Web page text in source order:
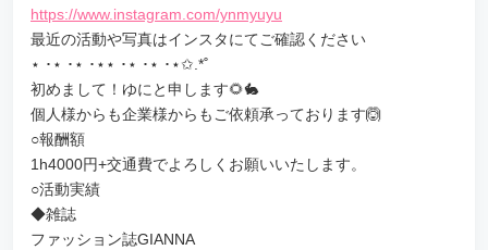
https://www.instagram.com/ynmyuyu
最近の活動や写真はインスタにてご確認ください
⋆ ･‎⋆ ･‎⋆ ･‎⋆‎⋆ ･‎⋆ ･‎⋆ ･‎⋆✩.*˚
初めまして！ゆにと申します🌻🐇
個人様からも企業様からもご依頼承っております🙆
○報酬額
1h4000円+交通費でよろしくお願いいたします。
○活動実績
◆雑誌
ファッション誌GIANNA